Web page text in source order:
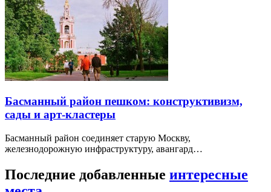
Басманный район пешком: конструктивизм,
сады и арт-кластеры
Басманный район соединяет старую Москву,
железнодорожную инфраструктуру, авангард…
Последние добавленные интересные